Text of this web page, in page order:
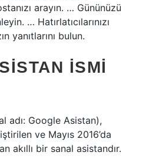
arayın. … Gününüzü
… Hatırlatıcılarınızı
yanıtlarını bulun.
ISMI
adı: Google Asistan),
ve Mayıs 2016’da
akıllı bir sanal asistandır.